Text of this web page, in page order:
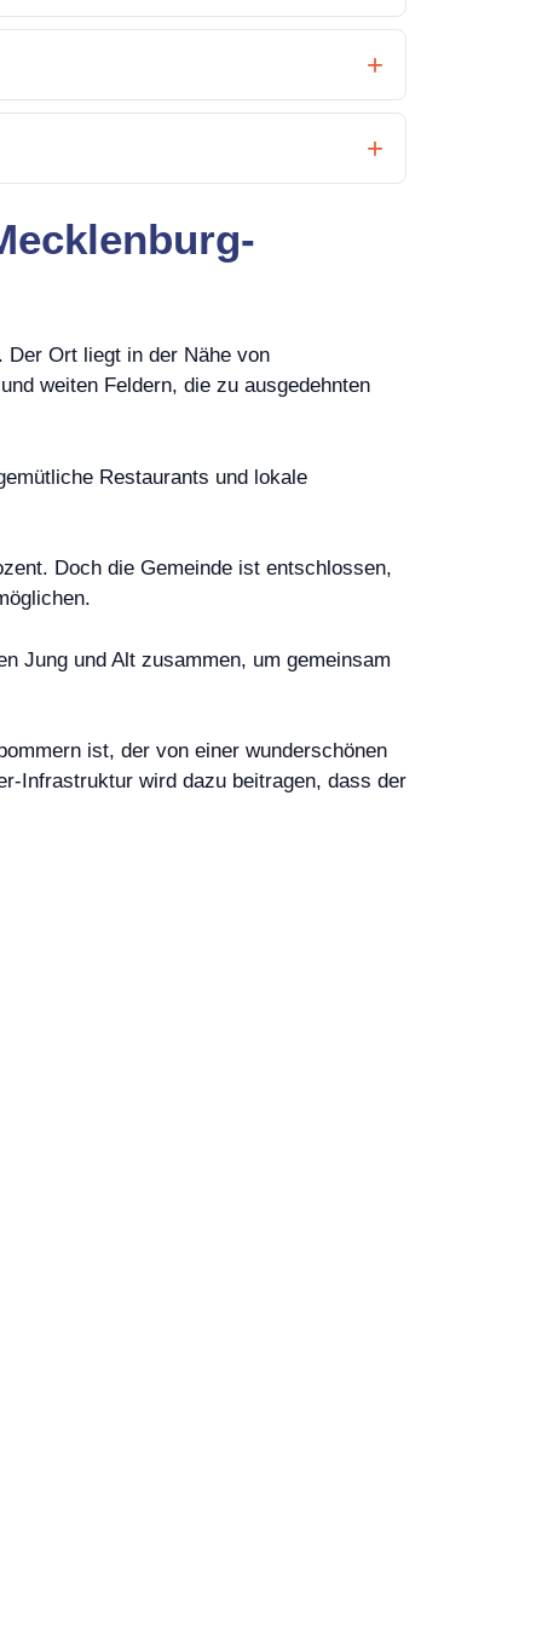
Der Ort liegt in der Nähe von
weiten Feldern, die zu ausgedehnten
Restaurants und lokale
Doch die Gemeinde ist entschlossen,
Jung und Alt zusammen, um gemeinsam
ist, der von einer wunderschönen
Infrastruktur wird dazu beitragen, dass der